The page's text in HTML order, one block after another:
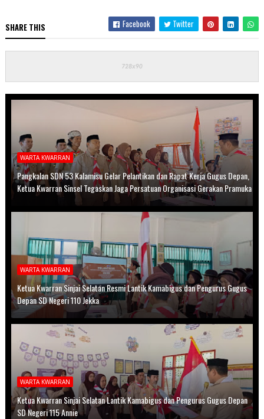
SHARE THIS Facebook Twitter
WARTA KWARRAN
Pangkalan SDN 53 Kalamisu Gelar Pelantikan dan Rapat Kerja Gugus Depan,
Ketua Kwarran Sinsel Tegaskan Jaga Persatuan Organisasi Gerakan Pramuka
WARTA KWARRAN
Ketua Kwarran Sinjai Selatan Resmi Lantik Kamabigus dan Pengurus Gugus
Depan SD Negeri 110 Jekka
WARTA KWARRAN
Ketua Kwarran Sinjai Selatan Lantik Kamabigus dan Pengurus Gugus Depan
SD Negeri 115 Annie